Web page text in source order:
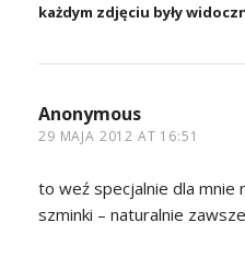
każdym zdjęciu były
Anonymous
29 MAJA 2012 AT 16:51
to weź specjalnie dla mnie
szminki – naturalnie